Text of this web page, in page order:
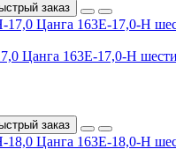
заказ
Цанга 163E-17,0-H
заказ